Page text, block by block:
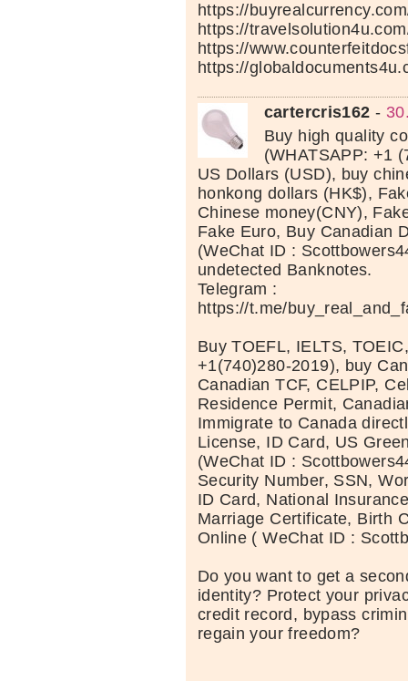
https://
https://
https://
https://
cartercris162 -
Buy high quality
(WHATSAPP: +1
US Dollars (USD), buy
honkong dollars (HK$),
Chinese money(CNY),
Fake Euro, Buy Canadian
(WeChat ID :
undetected Banknotes.
Telegram :
https://t.me/
Buy TOEFL, IELTS,
+1(740)280-2019), buy
Canadian TCF, CELPIP,
Residence Permit,
Immigrate to Canada
License, ID Card, US
(WeChat ID :
Security Number, SSN,
ID Card, National
Marriage Certificate, Birth
Online ( WeChat ID :
Do you want to get a
identity? Protect your
credit record, bypass
regain your freedom?